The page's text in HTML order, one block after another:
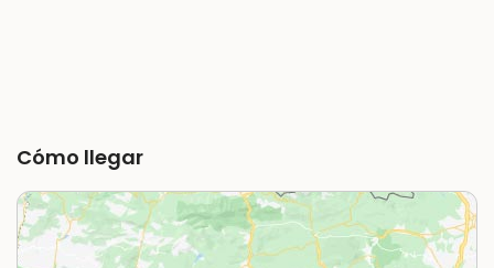
Cómo llegar